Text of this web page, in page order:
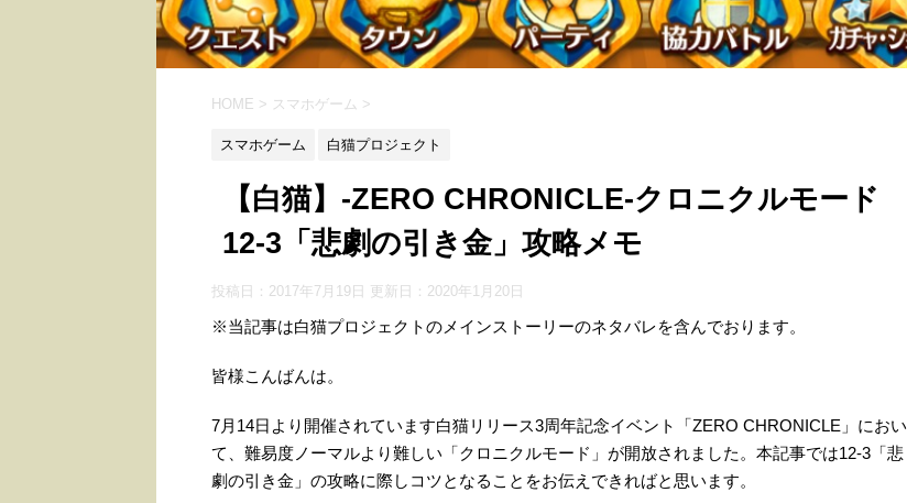
HOME > スマホゲーム >
スマホゲーム 白猫プロジェクト
【白猫】-ZERO CHRONICLE-クロニクルモード
12-3「悲劇の引き金」攻略メモ
投稿日：2017年7月19日 更新日： 2020年1月20日
※当記事は白猫プロジェクトのメインストーリーのネタバレを含んでおります。
皆様こんばんは。
7月14日より開催されています白猫リリース3周年記念イベント「ZERO CHRONICLE」におい
て、難易度ノーマルより難しい「クロニクルモード」が開放されました。本記事では12-3「悲
劇の引き金」の攻略に際しコツとなることをお伝えできればと思います。